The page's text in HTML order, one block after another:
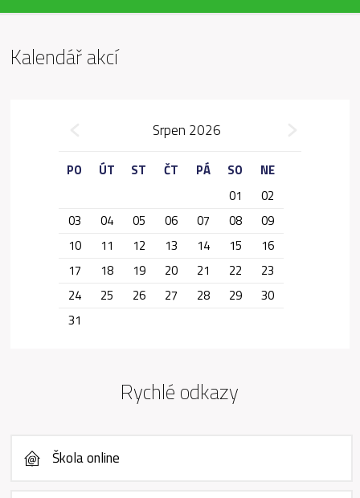
Kalendář akcí
Srpen 2026
PO ÚT ST ČT PÁ SO
NE
01
02
03
04 05 06 07 08
09
10
11 12 13 14 15
16
17
18 19 20 21 22
23
24
25 26 27 28 29
30
31
Rychlé odkazy
Škola online